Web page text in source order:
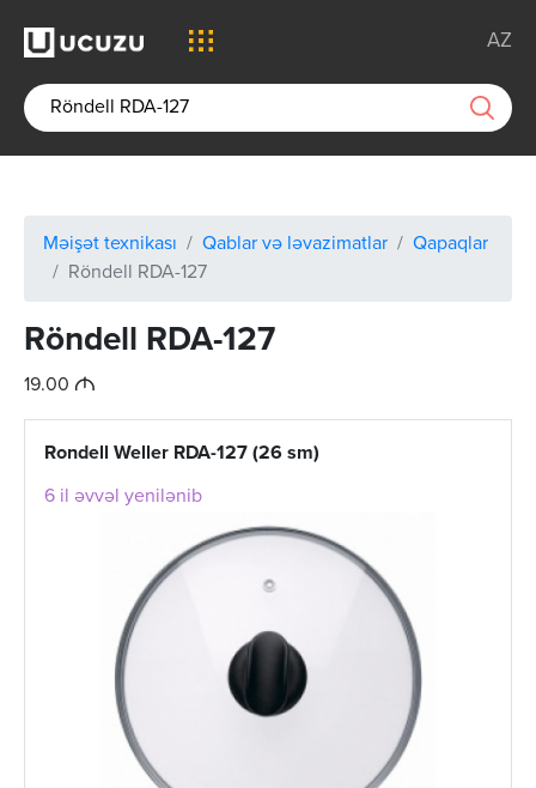
AZ
Məişət texnikası Qablar və ləvazimatlar
Qapaqlar
Röndell RDA-127
Röndell RDA-127
19.00 M
Rondell Weller RDA-127 (26 sm)
6 il əvvəl yenilənib